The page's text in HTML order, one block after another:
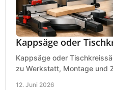
Kappsäge oder
Kappsäge oder
zu Werkstatt, Montage und
12. Juni 2026